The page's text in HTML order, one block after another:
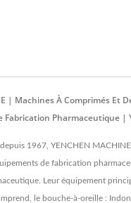
| Machines À Comprimés Et
Fabrication Pharmaceutique |
1967, YENCHEN
de fabrication
Leur équipement
le bouche-à-oreille :